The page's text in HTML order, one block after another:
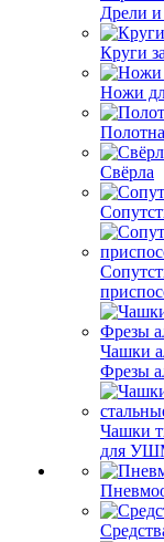
Дрели
Круги
Ножи
Свёрла
Чашки
Фрезы
Чашки
для